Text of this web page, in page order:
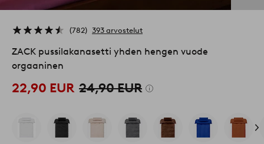
782 393 arvostelut
ZACK pussilakanasetti yhden hengen vuode
orgaaninen
22,90 EUR 24,90 EUR